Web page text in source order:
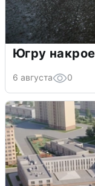
Югру
6 августа 0